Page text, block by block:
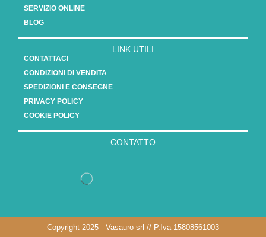
SERVIZIO ONLINE
BLOG
LINK UTILI
CONTATTACI
CONDIZIONI DI VENDITA
SPEDIZIONI E CONSEGNE
PRIVACY POLICY
COOKIE POLICY
CONTATTO
Copyright 2025 - Vasauro srl // P.Iva 15808561003